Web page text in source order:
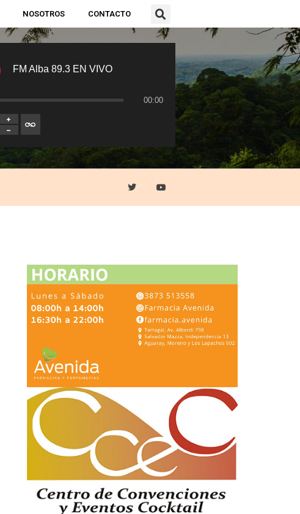
NOSOTROS CONTACTO
FM Alba 89.3 EN VIVO
00:00